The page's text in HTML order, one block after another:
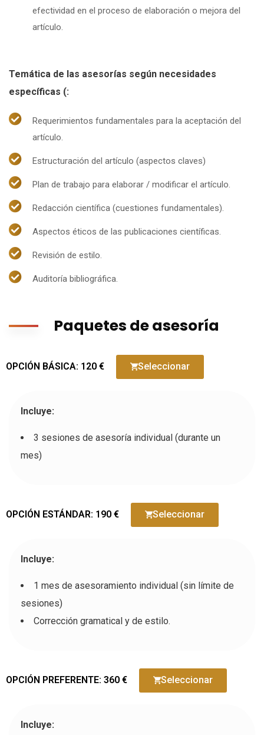
efectividad en el proceso de elaboración o mejora del
artículo.
Temática de las asesorías según necesidades
específicas (:
Requerimientos fundamentales para la aceptación del
artículo.
Estructuración del artículo (aspectos claves)
Plan de trabajo para elaborar / modificar el artículo.
Redacción científica (cuestiones fundamentales).
Aspectos éticos de las publicaciones científicas.
Revisión de estilo.
Auditoría bibliográfica.
Paquetes de asesoría
OPCIÓN BÁSICA: 120 € Seleccionar
Incluye:
3 sesiones de asesoría individual (durante un
mes)
OPCIÓN ESTÁNDAR: 190 € Seleccionar
Incluye:
1 mes de asesoramiento individual (sin límite de
sesiones)
Corrección gramatical y de estilo.
OPCIÓN PREFERENTE: 360 € Seleccionar
Incluye: